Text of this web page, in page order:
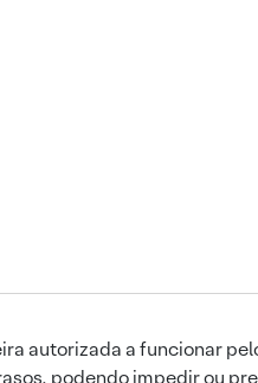
autorizada a funcionar
podendo impedir ou